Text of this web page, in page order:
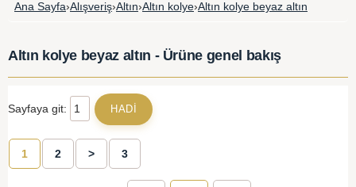
Ana Sayfa›Alışveriş›Altın›Altın kolye›Altın kolye beyaz altın
Altın kolye beyaz altın - Ürüne genel bakış
Sayfaya git:
1 2 > 3